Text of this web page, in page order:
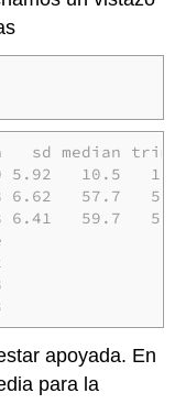
median
10.5
6.62   57.7
6.41   59.7
apoyada. En
para la